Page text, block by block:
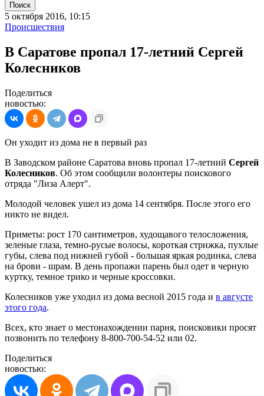
Поиск
5 октября 2016, 10:15
Происшествия
В Саратове пропал 17-летний Сергей
Колесников
Поделиться
новостью:
Он уходит из дома не в первый раз
В Заводском районе Саратова вновь пропал 17-летний Сергей
Колесников. Об этом сообщили волонтеры поискового
отряда "Лиза Алерт".
Молодой человек ушел из дома 14 сентября. После этого его
никто не видел.
Приметы: рост 170 сантиметров, худощавого телосложения,
зеленые глаза, темно-русые волосы, короткая стрижка, пухлые
губы, слева под нижней губой - большая яркая родинка, слева
на брови - шрам. В день пропажи парень был одет в черную
куртку, темное трико и черные кроссовки.
Колесников уже уходил из дома весной 2015 года и в августе
этого года.
Всех, кто знает о местонахождении парня, поисковики просят
позвонить по телефону 8-800-700-54-52 или 02.
Поделиться
новостью: